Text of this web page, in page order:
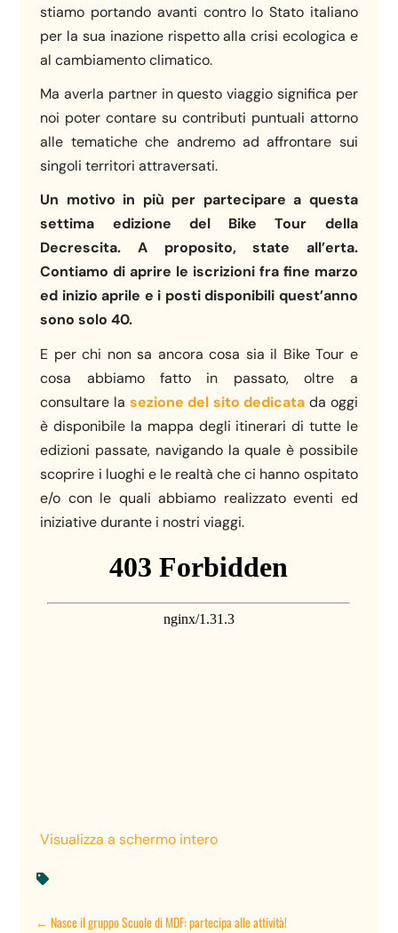
stiamo portando avanti contro lo Stato italiano
per la sua inazione rispetto alla crisi ecologica e
al cambiamento climatico.
Ma averla partner in questo viaggio significa per
noi poter contare su contributi puntuali attorno
alle tematiche che andremo ad affrontare sui
singoli territori attraversati.
Un motivo in più per partecipare a questa
settima edizione del Bike Tour della
Decrescita. A proposito, state all’erta.
Contiamo di aprire le iscrizioni fra fine marzo
ed inizio aprile e i posti disponibili quest’anno
sono solo 40.
E per chi non sa ancora cosa sia il Bike Tour e
cosa abbiamo fatto in passato, oltre a
consultare la sezione del sito dedicata da oggi
è disponibile la mappa degli itinerari di tutte le
edizioni passate, navigando la quale è possibile
scoprire i luoghi e le realtà che ci hanno ospitato
e/o con le quali abbiamo realizzato eventi ed
iniziative durante i nostri viaggi.
Visualizza a schermo intero

←Nasce il gruppo Scuole di MDF: partecipa alle attività!